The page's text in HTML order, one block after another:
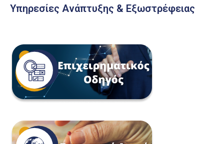
Υπηρεσίες Ανάπτυξης & Εξωστρέφειας